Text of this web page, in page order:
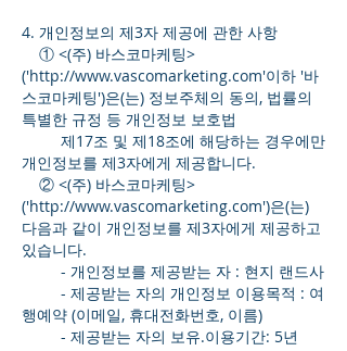
4. 개인정보의 제3자 제공에 관한 사항
① <(주) 바스코마케팅>
('http://www.vascomarketing.com'이하 '바
스코마케팅')은(는) 정보주체의 동의, 법률의
특별한 규정 등 개인정보 보호법
제17조 및 제18조에 해당하는 경우에만
개인정보를 제3자에게 제공합니다.
② <(주) 바스코마케팅>
('http://www.vascomarketing.com')은(는)
다음과 같이 개인정보를 제3자에게 제공하고
있습니다.
- 개인정보를 제공받는 자 : 현지 랜드사
- 제공받는 자의 개인정보 이용목적 : 여
행예약 (이메일, 휴대전화번호, 이름)
- 제공받는 자의 보유.이용기간: 5년